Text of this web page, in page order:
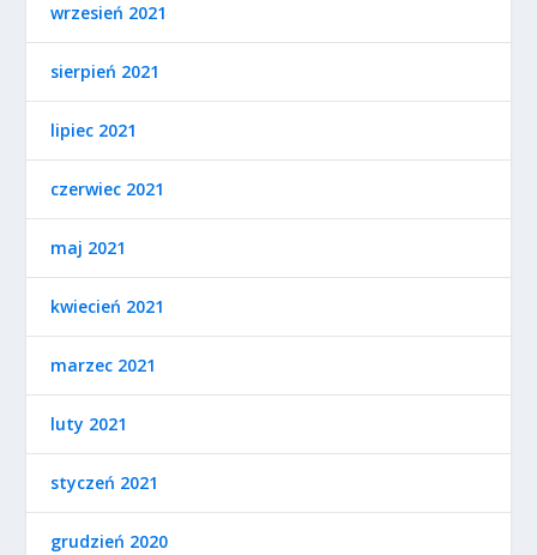
wrzesień 2021
sierpień 2021
lipiec 2021
czerwiec 2021
maj 2021
kwiecień 2021
marzec 2021
luty 2021
styczeń 2021
grudzień 2020